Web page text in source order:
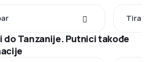
do Tanzanije. Putnici takođe